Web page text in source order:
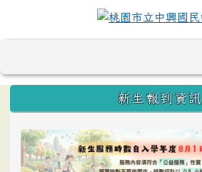
:::
新生報到資訊